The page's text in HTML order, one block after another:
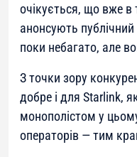
очікується, що вже в
анонсують публічний
поки небагато, але
З точки зору
добре і для Starlink,
монополістом у
операторів — тим